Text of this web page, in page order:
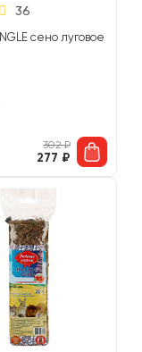
36
сено луговое
302₽
277 ₽